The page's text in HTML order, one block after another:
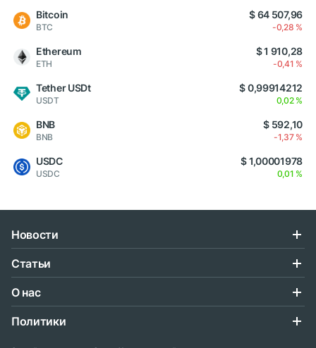
Bitcoin
BTC
$ 64 507,96
-0,28 %
Ethereum
ETH
$ 1 910,28
-0,41 %
Tether USDt
USDT
$ 0,99914212
0,02 %
BNB
BNB
$ 592,10
-1,37 %
USDC
USDC
$ 1,00001978
0,01 %
Новости
Статьи
О нас
Политики